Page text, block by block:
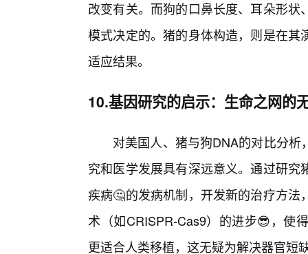
改变有关。而狗的口鼻长度、耳朵形
模式决定的。猪的身体构造，则是在
适应结果。
10.基因研究的启示：生命之网的
对美国人、猪与狗DNA的对比分
究和医学发展具有深远意义。通过研
疾病🤔的发病机制，开发新的治疗方
术（如CRISPR-Cas9）的进步😎，使
更适合人类移植，这无疑为解决器官短